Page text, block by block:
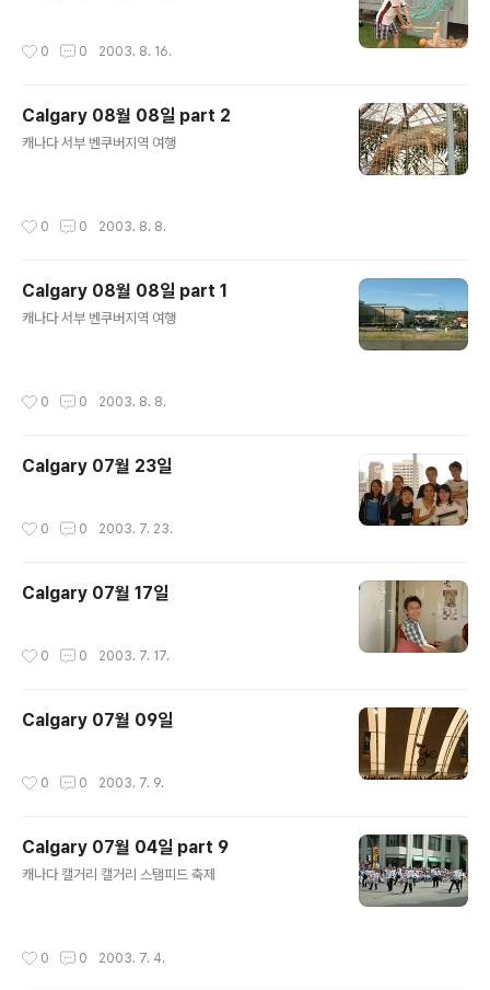
0 0 2003. 8. 16.
Calgary 08월 08일 part 2
캐나다 서부 벤쿠버지역 여행
0 0 2003. 8. 8.
Calgary 08월 08일 part 1
캐나다 서부 벤쿠버지역 여행
0 0 2003. 8. 8.
Calgary 07월 23일
0 0 2003. 7. 23.
Calgary 07월 17일
0 0 2003. 7. 17.
Calgary 07월 09일
0 0 2003. 7. 9.
Calgary 07월 04일 part 9
캐나다 캘거리 캘거리 스탬피드 축제
0 0 2003. 7. 4.